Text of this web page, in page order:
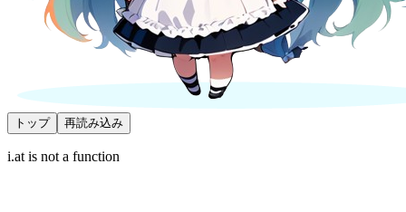
トップ 再読み込み
i.at is not a function